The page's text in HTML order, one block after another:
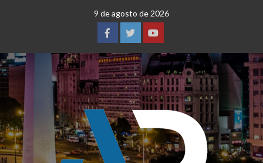
9 de agosto de 2026
Facebook
TwitterYouTube